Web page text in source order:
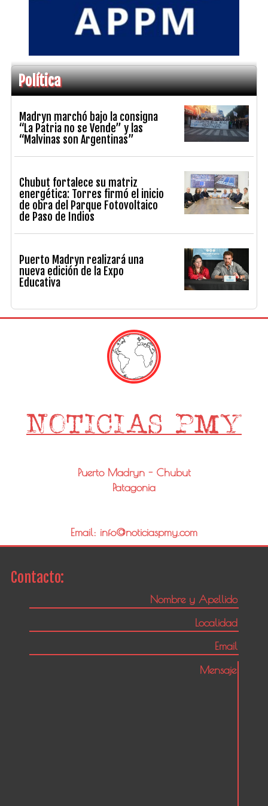
Política
Madryn marchó bajo la consigna
“La Patria no se Vende” y las
“Malvinas son Argentinas”
Chubut fortalece su matriz
energética: Torres firmó el inicio
de obra del Parque Fotovoltaico
de Paso de Indios
Puerto Madryn realizará una
nueva edición de la Expo
Educativa
Puerto Madryn - Chubut
Patagonia
Email: info@noticiaspmy.com
Contacto: